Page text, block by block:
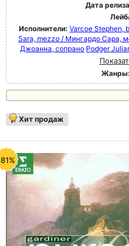
Дата
Исполнители: Varcoe Stephen,
Sara, mezzo / Мингардо Сара,
Джоанна, сопрано Podger
Жанры:
Хит продаж